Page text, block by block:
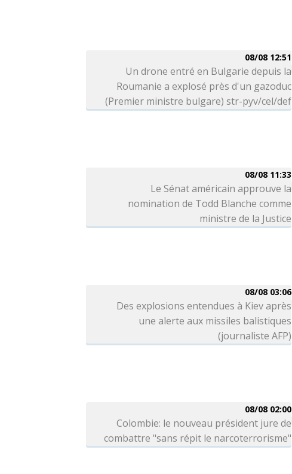
08/08 12:51
Un drone entré en Bulgarie depuis la
Roumanie a explosé près d'un gazoduc
(Premier ministre bulgare) str-pyv/cel/def
08/08 11:33
Le Sénat américain approuve la
nomination de Todd Blanche comme
ministre de la Justice
08/08 03:06
Des explosions entendues à Kiev après
une alerte aux missiles balistiques
(journaliste AFP)
08/08 02:00
Colombie: le nouveau président jure de
combattre "sans répit le narcoterrorisme"